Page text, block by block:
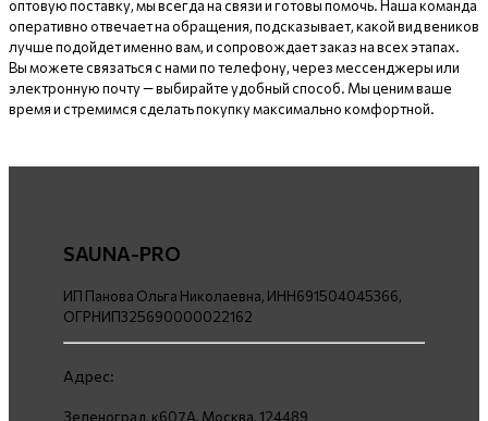
оптовую поставку, мы всегда на связи и готовы помочь. Наша команда
оперативно отвечает на обращения, подсказывает, какой вид веников
лучше подойдет именно вам, и сопровождает заказ на всех этапах.
Вы можете связаться с нами по телефону, через мессенджеры или
электронную почту — выбирайте удобный способ. Мы ценим ваше
время и стремимся сделать покупку максимально комфортной.
SAUNA-PRO
ИП Панова Ольга Николаевна, ИНН691504045366,
ОГРНИП325690000022162
Адрес:
Зеленоград, к607А, Москва, 124489